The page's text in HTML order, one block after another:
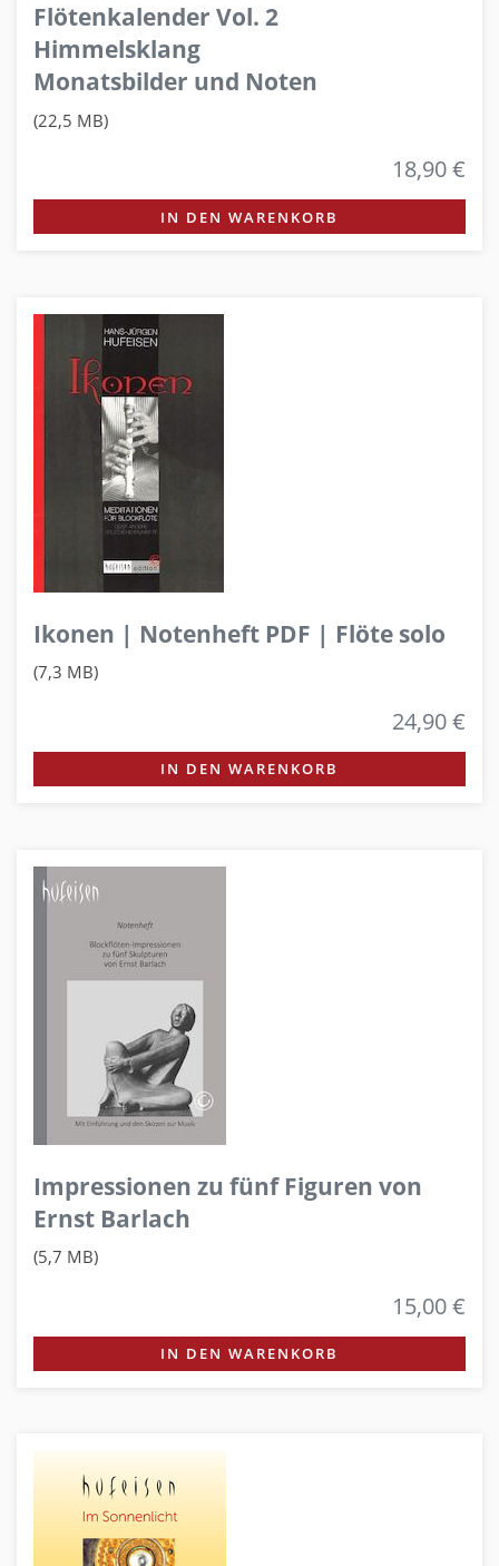
Flötenkalender Vol. 2
Himmelsklang
Monatsbilder und Noten
(22,5 MB)
18,90 €
IN DEN WARENKORB
Ikonen | Notenheft PDF | Flöte solo
(7,3 MB)
24,90 €
IN DEN WARENKORB
Impressionen zu fünf Figuren von
Ernst Barlach
(5,7 MB)
15,00 €
IN DEN WARENKORB